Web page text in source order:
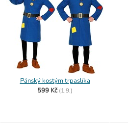
Pánský kostým trpaslíka
599 Kč (1.9.)